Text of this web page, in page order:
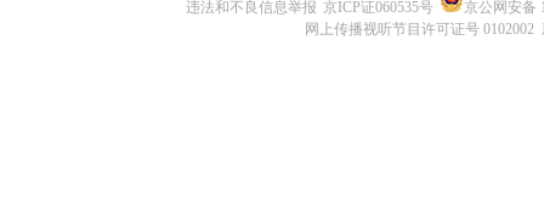
违法和不良信息举报 京ICP证060535号
京公网安备
网上传播视听节目许可证号 0102002